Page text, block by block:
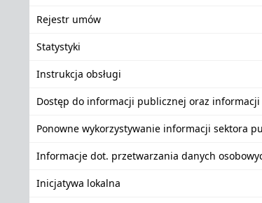
Rejestr umów
Statystyki
Instrukcja obsługi
Dostęp do informacji publicznej oraz
Ponowne wykorzystywanie informacji sektora
Informacje dot. przetwarzania danych
Inicjatywa lokalna